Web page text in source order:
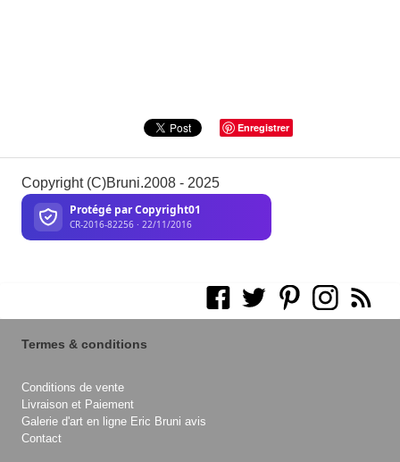
Enregistrer
Copyright (C)Bruni.2008 - 2025
Termes & conditions
Conditions de vente
Livraison et Paiement
Galerie d'art en ligne Eric Bruni avis
Contact